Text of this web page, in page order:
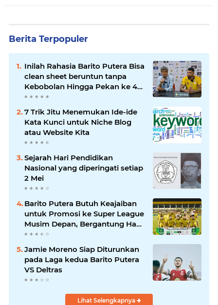
Berita Terpopuler
Inilah Rahasia Barito Putera Bisa
clean sheet beruntun tanpa
Kebobolan Hingga Pekan ke 4
Liga 2
7 Trik Jitu Menemukan Ide-ide
Kata Kunci untuk Niche Blog
atau Website Kita
Sejarah Hari Pendidikan
Nasional yang diperingati setiap
2 Mei
Barito Putera Butuh Keajaiban
untuk Promosi ke Super League
Musim Depan, Bergantung Hasil
PSS Sleman
Jamie Moreno Siap Diturunkan
pada Laga kedua Barito Putera
VS Deltras
Lihat Selengkapnya